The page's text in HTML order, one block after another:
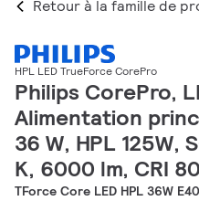
Retour à la famille de
HPL LED TrueForce CorePro
Philips CorePro,
Alimentation
36 W, HPL 125W,
K, 6000 lm, CRI
TForce Core LED HPL 36W